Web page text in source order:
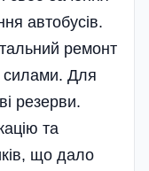
автобусів.
ремонт
силами. Для
резерви.
та
що дало